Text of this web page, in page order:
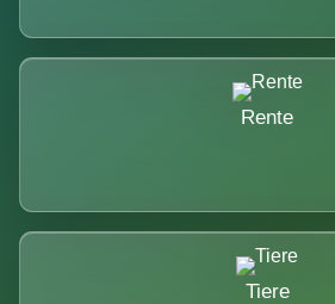
Rente
Tiere